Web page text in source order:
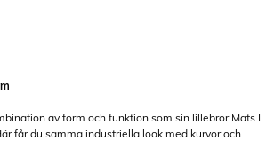
av form och funktion som sin lillebror Mats I
får du samma industriella look med kurvor och